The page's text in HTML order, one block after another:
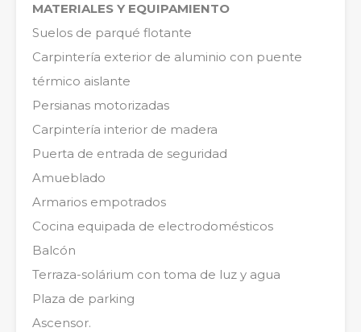
MATERIALES Y EQUIPAMIENTO
Suelos de parqué flotante
Carpintería exterior de aluminio con puente
térmico aislante
Persianas motorizadas
Carpintería interior de madera
Puerta de entrada de seguridad
Amueblado
Armarios empotrados
Cocina equipada de electrodomésticos
Balcón
Terraza-solárium con toma de luz y agua
Plaza de parking
Ascensor.